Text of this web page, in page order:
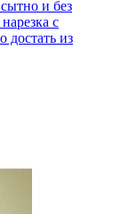
и без
с
из